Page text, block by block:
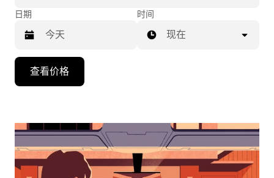
日期
向
头
浏
时间
现在
查看价格